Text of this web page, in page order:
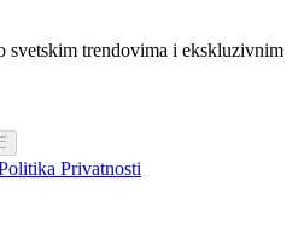
svetskim trendovima i ekskluzivnim
Privatnosti